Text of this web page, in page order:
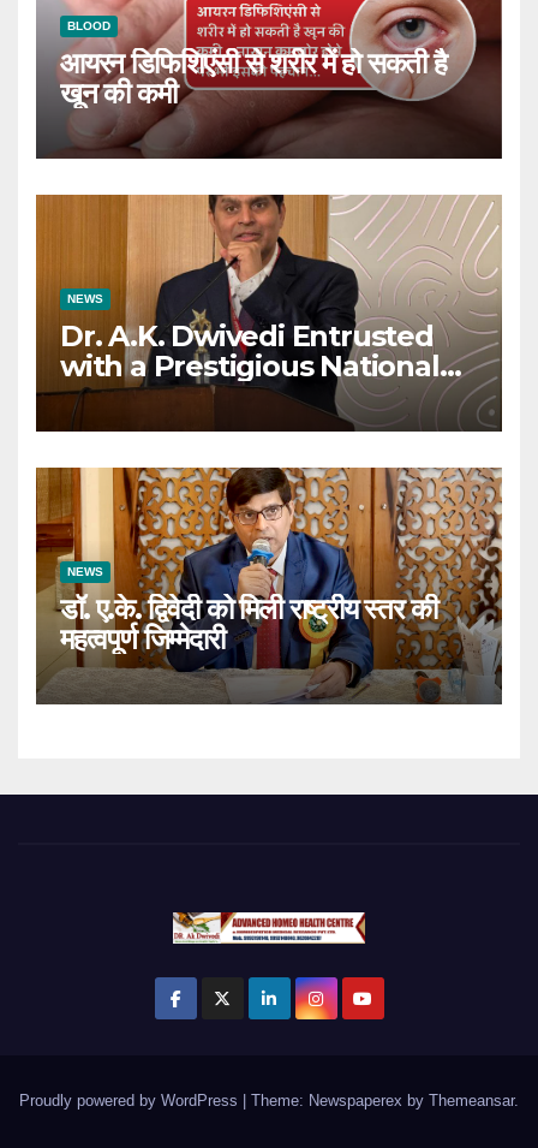
BLOOD
आयरन डिफिशिएंसी से शरीर में हो सकती है
खून की कमी
NEWS
Dr. A.K. Dwivedi Entrusted
with a Prestigious National
Responsibility
NEWS
डॉ. ए.के. द्विवेदी को मिली राष्ट्रीय स्तर की
महत्वपूर्ण जिम्मेदारी
Proudly powered by WordPress Theme: Newspaperex by Themeansar.